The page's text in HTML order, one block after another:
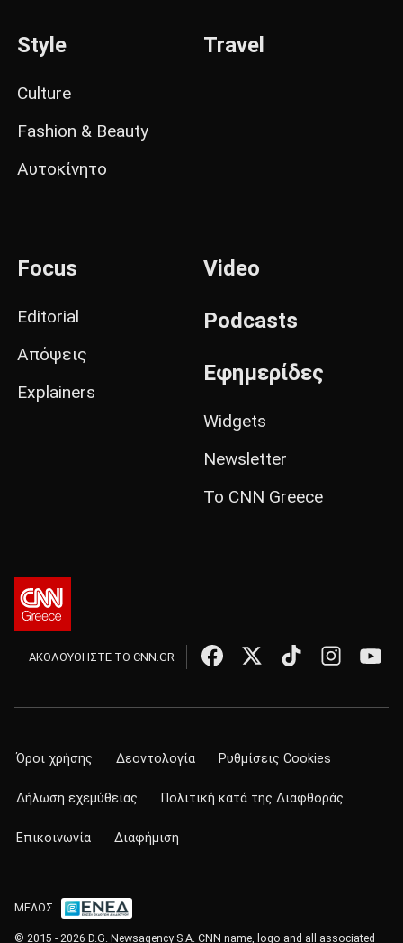
Style
Culture
Fashion & Beauty
Αυτοκίνητο
Travel
Focus
Editorial
Απόψεις
Explainers
Video
Podcasts
Εφημερίδες
Widgets
Newsletter
Το CNN Greece
ΑΚΟΛΟΥΘΗΣΤΕ ΤΟ CNN.GR
Όροι χρήσης Δεοντολογία Ρυθμίσεις Cookies
Δήλωση εχεμύθειας Πολιτική κατά της Διαφθοράς
Επικοινωνία Διαφήμιση
ΜΕΛΟΣ
© 2015 - 2026 D.G. Newsagency S.A. CNN name, logo and all associated